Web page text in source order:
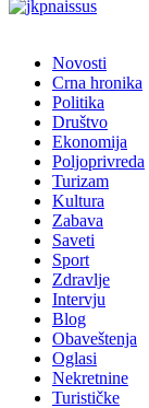
Novosti
Crna hronika
Politika
Društvo
Ekonomija
Poljoprivreda
Turizam
Kultura
Zabava
Saveti
Sport
Zdravlje
Intervju
Blog
Obaveštenja
Oglasi
Nekretnine
Turističke